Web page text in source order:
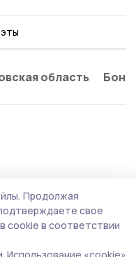
область
Продолжая
свое
cookie в соответствии